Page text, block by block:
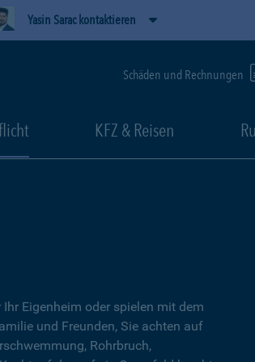
Yasin Sarac kontaktieren
Schäden und Rechnungen
KFZ & Reisen
Eigenheim oder spielen mit dem
und Freunden, Sie achten auf
Rohrbruch,